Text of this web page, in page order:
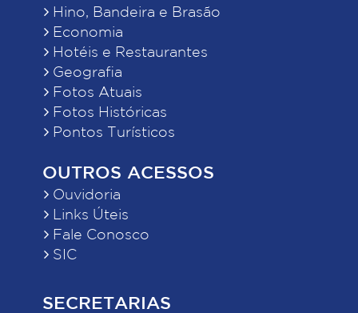
Hino, Bandeira e Brasão
Economia
Hotéis e Restaurantes
Geografia
Fotos Atuais
Fotos Históricas
Pontos Turísticos
OUTROS ACESSOS
Ouvidoria
Links Úteis
Fale Conosco
SIC
SECRETARIAS